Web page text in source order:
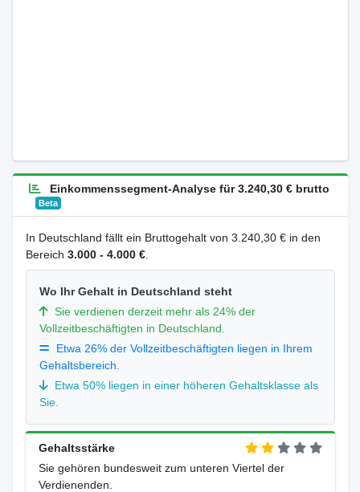
Einkommenssegment-Analyse für 3.240,30 € brutto
Beta
In Deutschland fällt ein Bruttogehalt von 3.240,30 € in den
Bereich 3.000 - 4.000 €.
Wo Ihr Gehalt in Deutschland steht
Sie verdienen derzeit mehr als 24% der
Vollzeitbeschäftigten in Deutschland.
Etwa 26% der Vollzeitbeschäftigten liegen in Ihrem
Gehaltsbereich.
Etwa 50% liegen in einer höheren Gehaltsklasse als
Sie.
Gehaltsstärke
Sie gehören bundesweit zum unteren Viertel der
Verdienenden.